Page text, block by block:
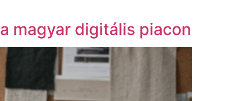
magyar digitális piacon